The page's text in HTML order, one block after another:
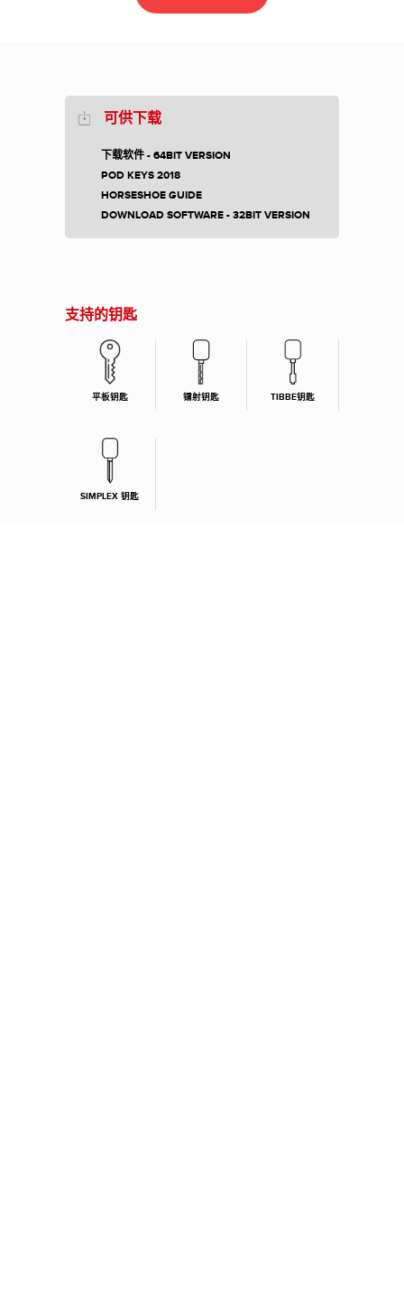
可供下载
下载软件 - 64BIT VERSION
POD KEYS 2018
HORSESHOE GUIDE
DOWNLOAD SOFTWARE - 32BIT VERSION
支持的钥匙
平板钥匙 镭射钥匙 TIBBE钥匙
SIMPLEX 钥匙